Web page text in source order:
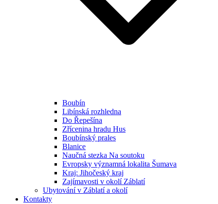
Boubín
Libínská rozhledna
Do Řepešína
Zřícenina hradu Hus
Boubínský prales
Blanice
Naučná stezka Na soutoku
Evropsky významná lokalita Šumava
Kraj: Jihočeský kraj
Zajímavosti v okolí Záblatí
Ubytování v Záblatí a okolí
Kontakty